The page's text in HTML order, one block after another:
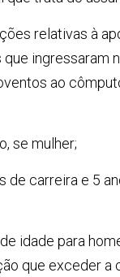
relativas à
ingressaram
ao
se mulher;
carreira e 5
idade para
que exceder a